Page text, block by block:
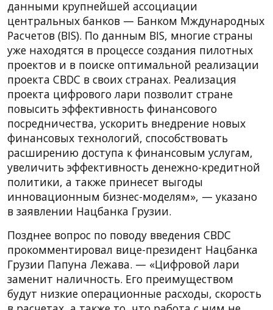
данными крупнейшей ассоциации
центральных банков — Банком Мждународных
Расчетов (BIS). По данным BIS, многие страны
уже находятся в процессе создания пилотных
проектов и в поиске оптимальной реализации
проекта CBDC в своих странах. Реализация
проекта цифрового лари позволит стране
повысить эффективность финансового
посредничества, ускорить внедрение новых
финансовых технологий, способствовать
расширению доступа к финансовым услугам,
увеличить эффективность денежно-кредитной
политики, а также принесет выгоды
инновационным бизнес-моделям», — указано
в заявлении Нацбанка Грузии.
Позднее вопрос по поводу введения CBDC
прокомментировал вице-президент Нацбанка
Грузии Папуна Лежава. — «Цифровой лари
заменит наличность. Его преимуществом
будут низкие операционные расходы, скорость